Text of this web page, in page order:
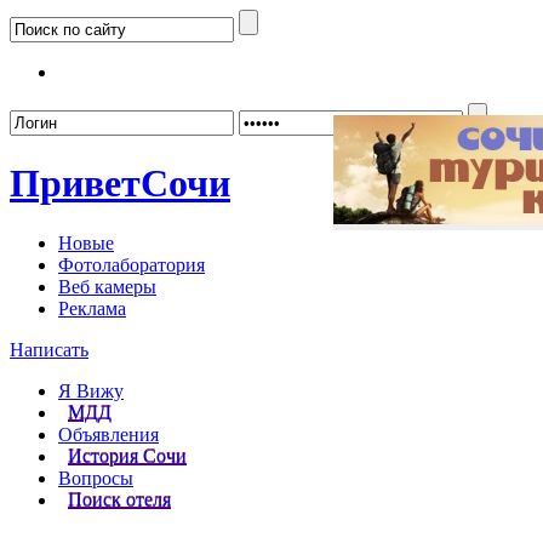
ПриветСочи
Новые
Фотолаборатория
Веб камеры
Реклама
Написать
Я Вижу
МДД
Объявления
История Сочи
Вопросы
Поиск отеля